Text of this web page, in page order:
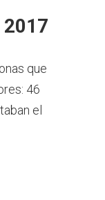
que
46
el